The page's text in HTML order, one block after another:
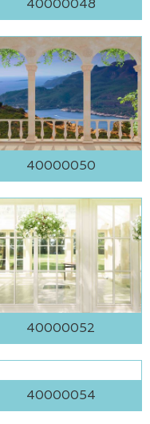
40000048
40000050
40000052
40000054